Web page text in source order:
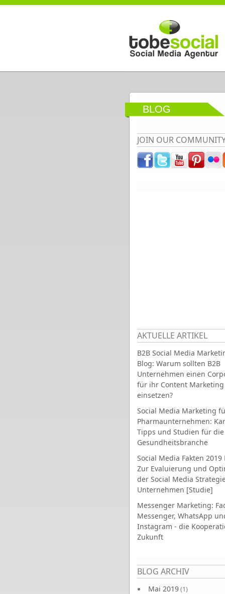
Direkt zum Inhalt
BLOG
JOIN OUR
AKTUELLE ARTIKEL
B2B Social Media
Blog: Warum sollten B2B
Unternehmen einen
für ihr Content Marketing
einsetzen?
Social Media Marketing
Pharmaunternehmen:
Tipps und Studien für die
Gesundheitsbranche
Social Media Fakten 2019
Zur Evaluierung und
der Social Media
Unternehmen [Studie]
Messenger Marketing:
Messenger, WhatsApp
Instagram - die
Zukunft
BLOG ARCHIV
Mai 2019(1)
Seiten